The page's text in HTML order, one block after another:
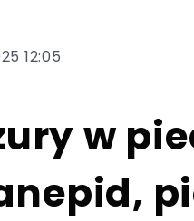
12:05
w